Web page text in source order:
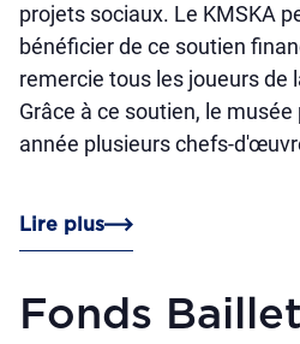
projets sociaux. Le KMSKA
bénéficier de ce soutien
remercie tous les joueurs de
Grâce à ce soutien, le
année plusieurs chefs-
Lire plus
Fonds